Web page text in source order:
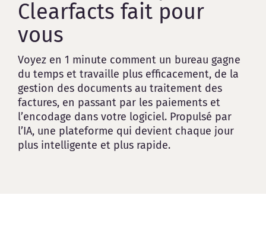
Clearfacts fait pour
vous
Voyez en 1 minute comment un bureau gagne
du temps et travaille plus efficacement, de la
gestion des documents au traitement des
factures, en passant par les paiements et
l’encodage dans votre logiciel. Propulsé par
l’IA, une plateforme qui devient chaque jour
plus intelligente et plus rapide.